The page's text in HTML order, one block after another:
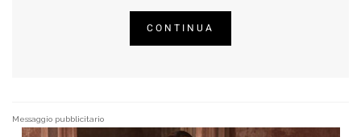
CONTINUA
Messaggio pubblicitario